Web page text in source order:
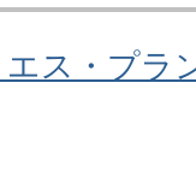
ス・プラ